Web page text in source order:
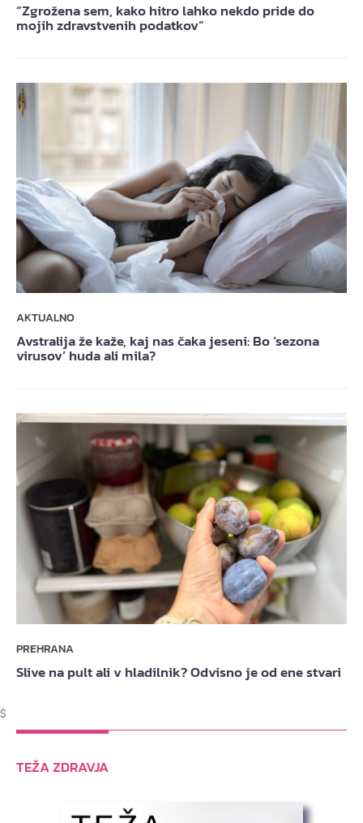
“Zgrožena sem, kako hitro lahko nekdo pride do
mojih zdravstvenih podatkov”
AKTUALNO
Avstralija že kaže, kaj nas čaka jeseni: Bo ‘sezona
virusov’ huda ali mila?
PREHRANA
Slive na pult ali v hladilnik? Odvisno je od ene stvari
$
TEŽA ZDRAVJA